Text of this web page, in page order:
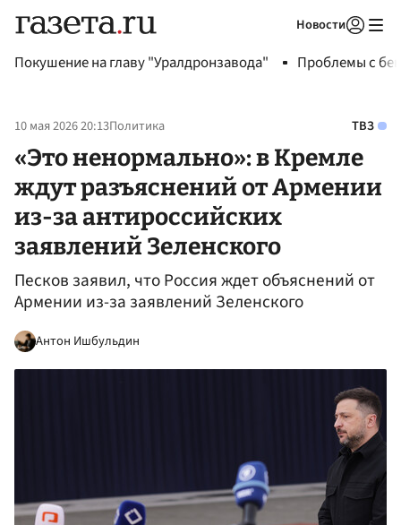
Новости
Покушение на главу "Уралдронзавода" Проблемы с
10 мая 2026 20:13Политика ТВЗ
«Это ненормально»: в Кремле
ждут разъяснений от Армении
из-за антироссийских
заявлений Зеленского
Песков заявил, что Россия ждет объяснений от
Армении из-за заявлений Зеленского
Антон Ишбульдин